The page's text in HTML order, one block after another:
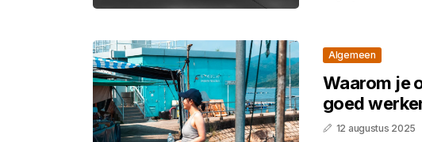
Algemeen
Waarom je
goed
12 augustus 2025